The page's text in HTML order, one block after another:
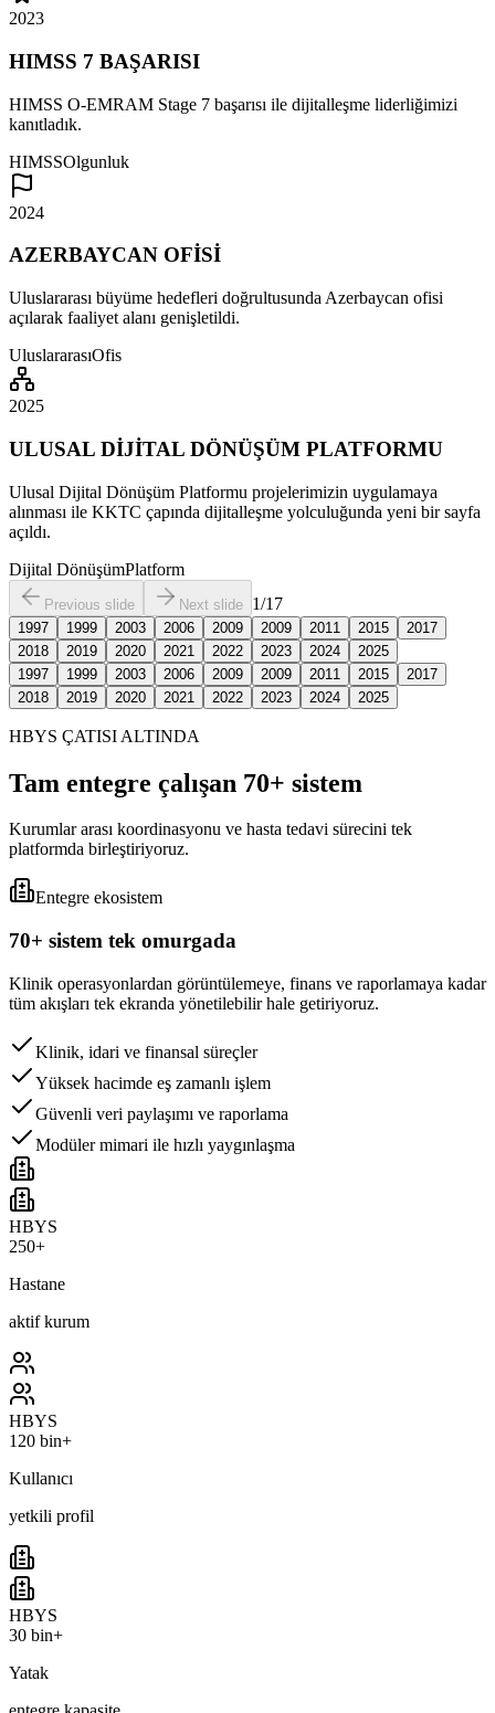
2023
HIMSS 7 BAŞARISI
HIMSS O-EMRAM Stage 7 başarısı ile dijitalleşme liderliğimizi
kanıtladık.
HIMSSOlgunluk
2024
AZERBAYCAN OFİSİ
Uluslararası büyüme hedefleri doğrultusunda Azerbaycan ofisi
açılarak faaliyet alanı genişletildi.
UluslararasıOfis
2025
ULUSAL DİJİTAL DÖNÜŞÜM PLATFORMU
Ulusal Dijital Dönüşüm Platformu projelerimizin uygulamaya
alınması ile KKTC çapında dijitalleşme yolculuğunda yeni bir sayfa
açıldı.
Dijital DönüşümPlatform
Previous slide Next slide 1/17
1997 1999 2003 2006 2009 2009 2011 2015
2017
2018
2019 2020 2021 2022 2023 2024
2025
1997
1999 2003 2006 2009 2009 2011 2015
2017
2018
2019 2020 2021 2022 2023 2024 2025
HBYS ÇATISI ALTINDA
Tam entegre çalışan 70+ sistem
Kurumlar arası koordinasyonu ve hasta tedavi sürecini tek
platformda birleştiriyoruz.
Entegre ekosistem
70+ sistem tek omurgada
Klinik operasyonlardan görüntülemeye, finans ve raporlamaya kadar
tüm akışları tek ekranda yönetilebilir hale getiriyoruz.
Klinik, idari ve finansal süreçler
Yüksek hacimde eş zamanlı işlem
Güvenli veri paylaşımı ve raporlama
Modüler mimari ile hızlı yaygınlaşma
HBYS
250+
Hastane
aktif kurum
HBYS
120 bin+
Kullanıcı
yetkili profil
HBYS
30 bin+
Yatak